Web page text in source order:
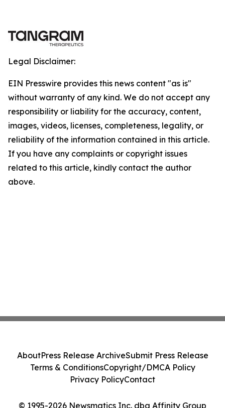
Legal Disclaimer:
EIN Presswire provides this news content "as is"
without warranty of any kind. We do not accept any
responsibility or liability for the accuracy, content,
images, videos, licenses, completeness, legality, or
reliability of the information contained in this article.
If you have any complaints or copyright issues
related to this article, kindly contact the author
above.
© 1995-2026 Newsmatics Inc. dba Affinity Group
AboutPress Release ArchiveSubmit Press Release
Terms & ConditionsCopyright/DMCA Policy
Privacy PolicyContact